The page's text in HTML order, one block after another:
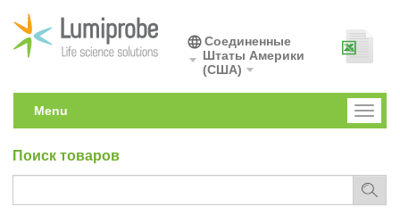
Соединенные
Штаты Америки
(США)
Toggle
Menu
Поиск товаров